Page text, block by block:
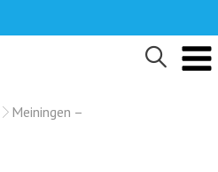
Meiningen –